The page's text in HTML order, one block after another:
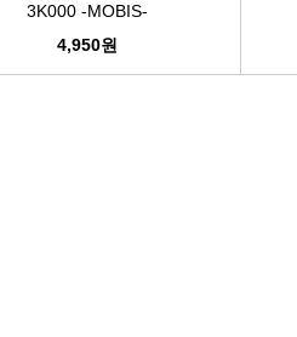
릴레이
자동차커넥터
3K000 -MOBIS-
4,950원